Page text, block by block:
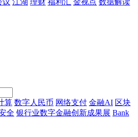
算 数字人民币 网络支付 金融AI 区块
全 银行业数字金融创新成果展 Bank